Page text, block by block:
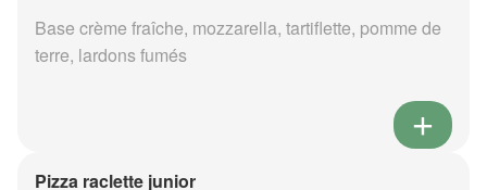
Base crème fraîche, mozzarella, tartiflette, pomme de
terre, lardons fumés
Pizza raclette junior